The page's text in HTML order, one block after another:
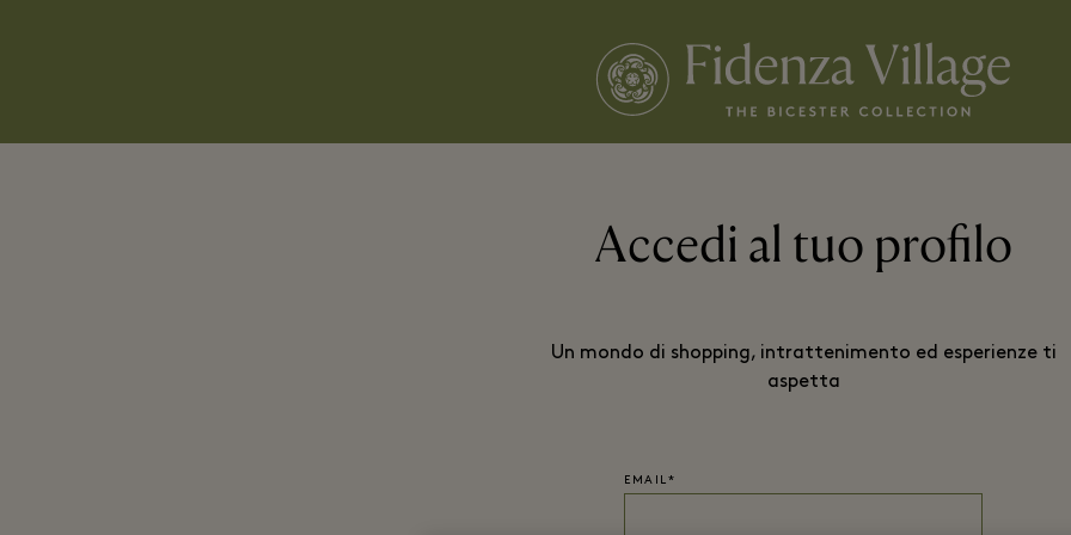
Accedi al tuo profilo
Un mondo di shopping, intrattenimento ed esperienze ti
aspetta
EMAIL*